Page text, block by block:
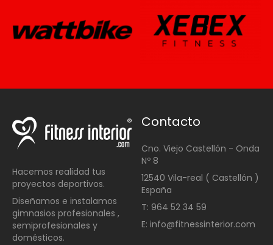
Hacemos realidad tus
proyectos deportivos.
Diseñamos e instalamos
gimnasios profesionales ,
semiprofesionales y
domésticos.
Contacto
Cno. Viejo Castellón - Onda
Nº 8
12540 Vila-real ( Castellón )
España
T: 964 52 34 59
E: info@fitnessinterior.com